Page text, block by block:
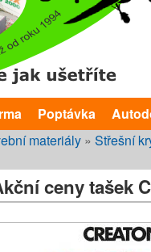
Poptávka
zdemateriály »Střešní
ceny tašek